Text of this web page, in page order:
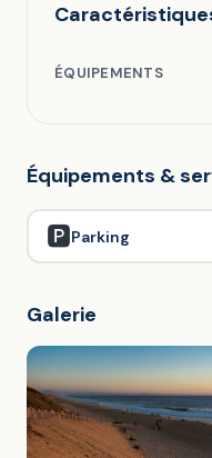
ÉQUIPEMENTS
Équipements &
🅿️Parking
Galerie